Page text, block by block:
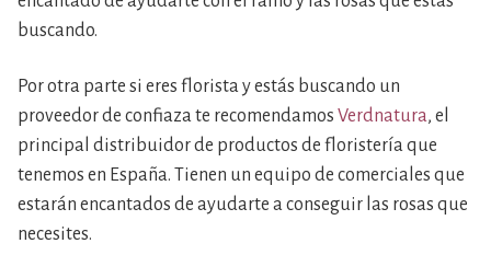
buscando.
Por otra parte si eres florista y estás buscando un
proveedor de confiaza te recomendamos Verdnatura, el
principal distribuidor de productos de floristería que
tenemos en España. Tienen un equipo de comerciales que
estarán encantados de ayudarte a conseguir las rosas que
necesites.